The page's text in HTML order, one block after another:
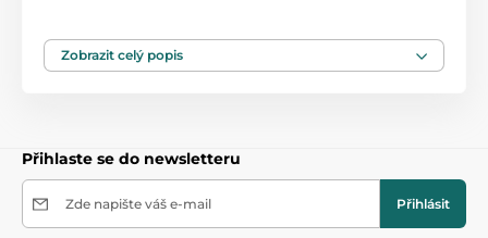
Produkt je zařazen v kategoriích
Zobrazit celý popis
Přihlaste se do newsletteru
Zde napište váš e-mail Přihlásit